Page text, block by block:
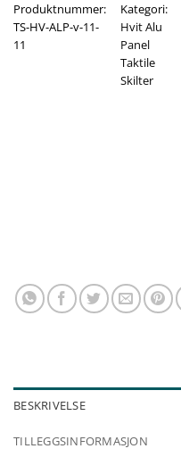
Produktnummer:
TS-HV-ALP-v-11-
11
Kategori:
Hvit Alu
Panel
Taktile
Skilter
BESKRIVELSE
TILLEGGSINFORMASJON